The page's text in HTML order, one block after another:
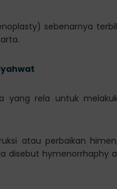
sebenarnya
yang rela untuk
atau perbaikan
disebut hymenorrhaphy